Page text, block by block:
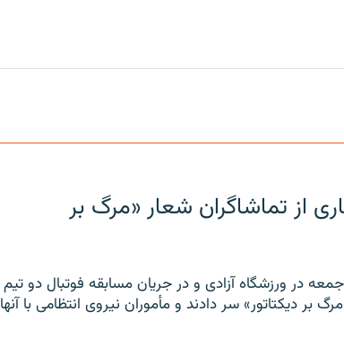
از تماشاگران شعار «مرگ بر
در ورزشگاه آزادی و در جریان مسابقه فوتبال دو تیم
بر دیکتاتور» سر دادند و مأموران نیروی انتظامی با آنها